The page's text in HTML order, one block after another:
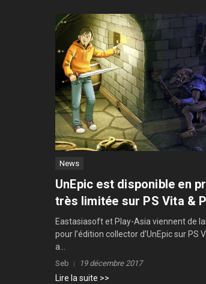
News
UnEpic est disponible en
très limitée sur PS Vita &
Eastasiasoft et Play-Asia viennent de
pour l’édition collector d’UnEpic sur PS
a...
Seb 19 décembre 2017
Lire la suite >>